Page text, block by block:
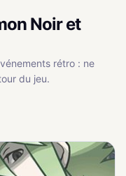
Noir et
rétro : ne
du jeu.